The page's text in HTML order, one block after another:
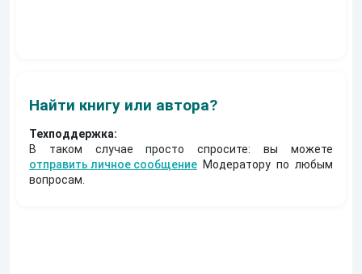
Найти книгу или автора?
Техподдержка:
В таком случае просто спросите: вы можете
отправить личное сообщение Модератору по любым
вопросам.